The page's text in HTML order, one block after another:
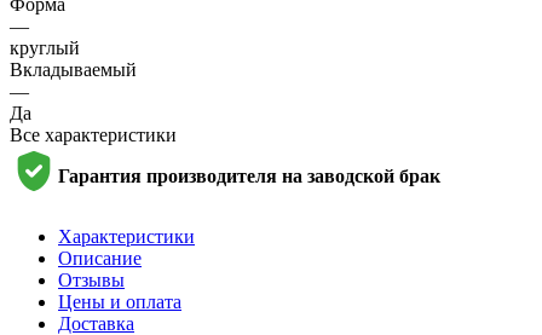
—
круглый
Вкладываемый
—
Да
Все характеристики
Гарантия производителя на заводской брак
Характеристики
Описание
Отзывы
Цены и оплата
Доставка